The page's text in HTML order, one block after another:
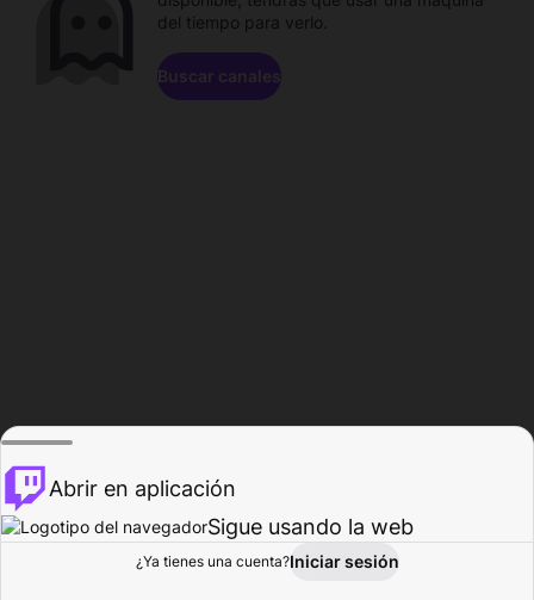
Explorar Actividad
del tiempo para verlo.
Buscar canales
Abrir en aplicación
Sigue usando la web
¿Ya tienes una cuenta?Iniciar sesión